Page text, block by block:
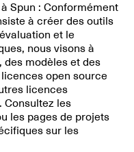
Spun : Conformément
à créer des outils
et le
nous visons à
modèles et des
open source
licences
Consultez les
les pages de projets
sur les